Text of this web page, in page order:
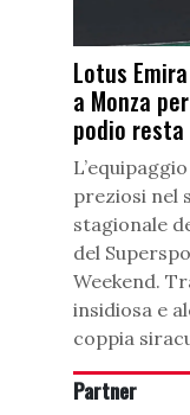
Lotus
a Monza
podio
preziosi nel
stagionale
del
Weekend.
insidiosa e
coppia
Partner